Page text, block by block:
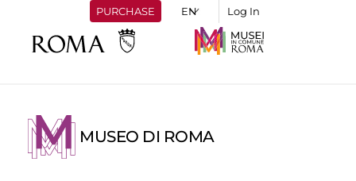
PURCHASE Log In
MUSEO DI ROMA